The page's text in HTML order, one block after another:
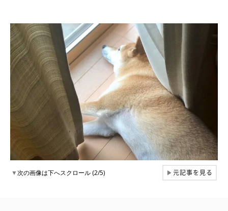
▼次の画像は下へスクロール (2/5) ▶元記事を見る